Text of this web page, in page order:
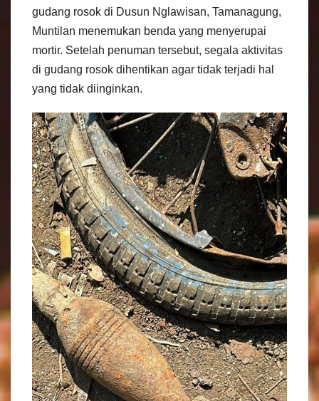
gudang rosok di Dusun Nglawisan, Tamanagung,
Muntilan menemukan benda yang menyerupai
mortir. Setelah penuman tersebut, segala aktivitas
di gudang rosok dihentikan agar tidak terjadi hal
yang tidak diinginkan.